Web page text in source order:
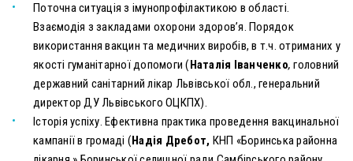
Поточна ситуація з імунопрофілактикою в області.
Взаємодія з закладами охорони здоров’я. Порядок
використання вакцин та медичних виробів, в т.ч. отриманих у
якості гуманітарної допомоги ( Наталія Іванченко,головний
державний санітарний лікар Львівської обл., генеральний
директор ДУ Львівського ОЦКПХ).
Історія успіху. Ефективна практика проведення вакцинальної
кампанії в громаді ( Надія Дребот, КНП «Боринська районна